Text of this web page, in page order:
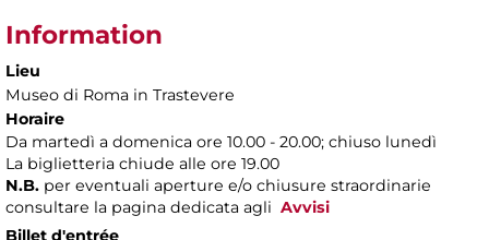
Information
Lieu
Museo di Roma in Trastevere
Horaire
Da martedì a domenica ore 10.00 - 20.00; chiuso lunedì
La biglietteria chiude alle ore 19.00
N.B. per eventuali aperture e/o chiusure straordinarie
consultare la pagina dedicata agli Avvisi
Billet d'entrée